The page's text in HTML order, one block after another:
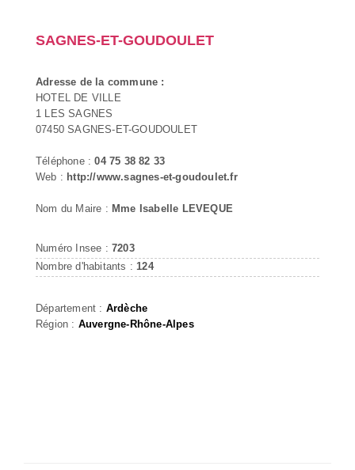
SAGNES-ET-GOUDOULET
Adresse de la commune :
HOTEL DE VILLE
1 LES SAGNES
07450 SAGNES-ET-GOUDOULET
Téléphone :04 75 38 82 33
Web : http://www.sagnes-et-goudoulet.fr
Nom du Maire : Mme Isabelle LEVEQUE
Numéro Insee : 7203
Nombre d'habitants : 124
Département : Ardèche
Région : Auvergne-Rhône-Alpes